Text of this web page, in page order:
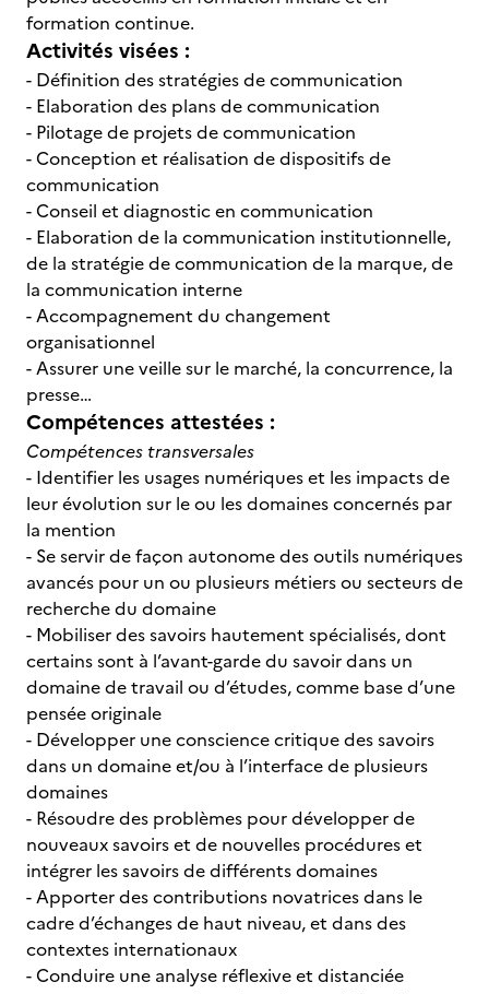
formation continue.
Activités visées :
- Définition des stratégies de communication
- Elaboration des plans de communication
- Pilotage de projets de communication
- Conception et réalisation de dispositifs de
communication
- Conseil et diagnostic en communication
- Elaboration de la communication institutionnelle,
de la stratégie de communication de la marque, de
la communication interne
- Accompagnement du changement
organisationnel
- Assurer une veille sur le marché, la concurrence, la
presse…
Compétences attestées :
Compétences transversales
- Identifier les usages numériques et les impacts de
leur évolution sur le ou les domaines concernés par
la mention
- Se servir de façon autonome des outils numériques
avancés pour un ou plusieurs métiers ou secteurs de
recherche du domaine
- Mobiliser des savoirs hautement spécialisés, dont
certains sont à l’avant-garde du savoir dans un
domaine de travail ou d’études, comme base d’une
pensée originale
- Développer une conscience critique des savoirs
dans un domaine et/ou à l’interface de plusieurs
domaines
- Résoudre des problèmes pour développer de
nouveaux savoirs et de nouvelles procédures et
intégrer les savoirs de différents domaines
- Apporter des contributions novatrices dans le
cadre d’échanges de haut niveau, et dans des
contextes internationaux
- Conduire une analyse réflexive et distanciée